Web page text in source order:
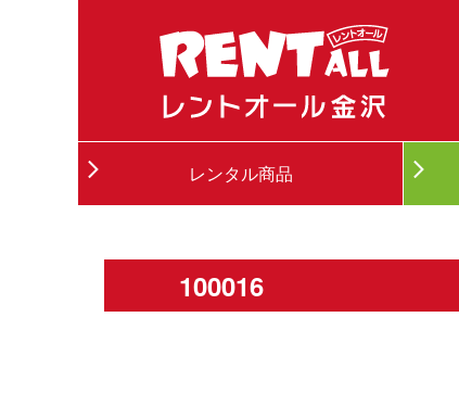
レンタル商品
100016